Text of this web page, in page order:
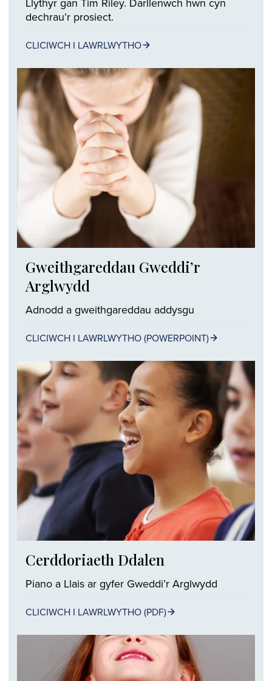
dechrau’r prosiect.
CLICIWCH I LAWRLWYTHO
Gweithgareddau Gweddi’r
Arglwydd
Adnodd a gweithgareddau addysgu
CLICIWCH I LAWRLWYTHO (POWERPOINT)
Cerddoriaeth Ddalen
Piano a Llais ar gyfer Gweddi’r Arglwydd
CLICIWCH I LAWRLWYTHO (PDF)